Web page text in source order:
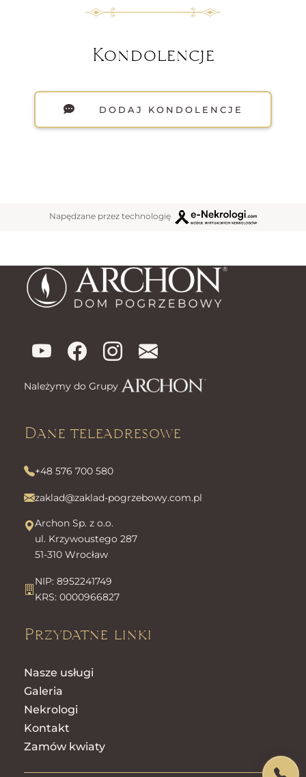
Kondolencje
DODAJ KONDOLENCJE
Napędzane przez technologię
Należymy do Grupy
Dane teleadresowe
+48 576 700 580
zaklad@zaklad-pogrzebowy.com.pl
Archon Sp. z o.o.
ul. Krzywoustego 287
51-310 Wrocław
NIP: 8952241749
KRS: 0000966827
Przydatne linki
Nasze usługi
Galeria
Nekrologi
Kontakt
Zamów kwiaty